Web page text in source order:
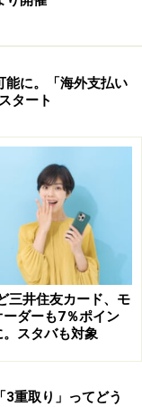
イルSuica」が使
ネットバンキン
能に。「海外支払い
タート
三井住友カード、モ
ーダーも7％ポイン
。スタバも対象
重取り」ってどう